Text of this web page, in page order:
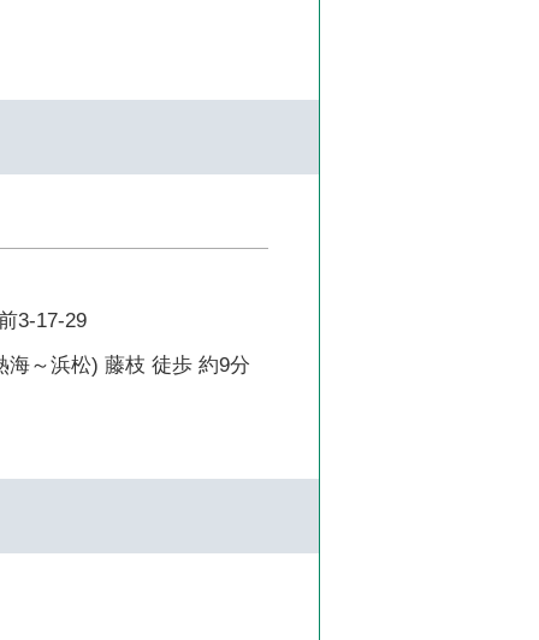
3-17-29
海～浜松) 藤枝 徒歩 約9分